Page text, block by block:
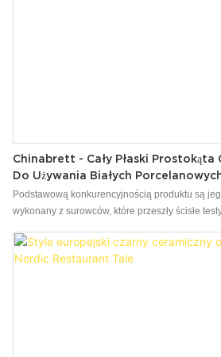
Chinabrett - Cały Płaski Prostokąta
Do Używania Białych
Buffett
Podstawową konkurencyjnością produktu są
wykonany z surowców, które przeszły ścisłe
Co więcej, jego wygląd wyglądy jest wysoce
kierować trendem branżowym.